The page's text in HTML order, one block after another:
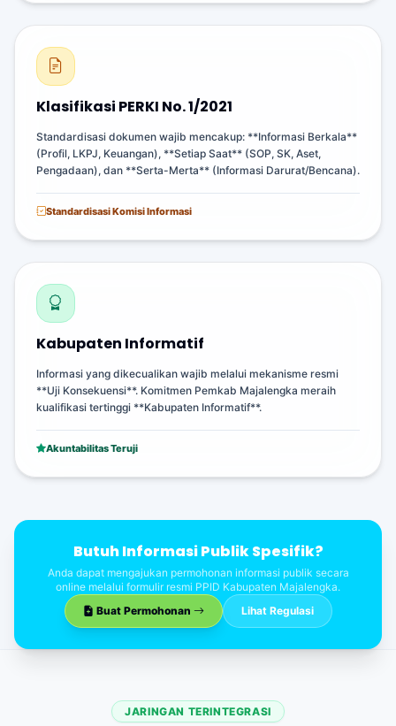
Klasifikasi PERKI No. 1/2021
Standardisasi dokumen wajib mencakup: **Informasi Berkala**
(Profil, LKPJ, Keuangan), **Setiap Saat** (SOP, SK, Aset,
Pengadaan), dan **Serta-Merta** (Informasi Darurat/Bencana).
Standardisasi Komisi Informasi
Kabupaten Informatif
Informasi yang dikecualikan wajib melalui mekanisme resmi
**Uji Konsekuensi**. Komitmen Pemkab Majalengka meraih
kualifikasi tertinggi **Kabupaten Informatif**.
Akuntabilitas Teruji
Butuh Informasi Publik Spesifik?
Anda dapat mengajukan permohonan informasi publik secara
online melalui formulir resmi PPID Kabupaten Majalengka.
Buat Permohonan
Lihat Regulasi
JARINGAN TERINTEGRASI